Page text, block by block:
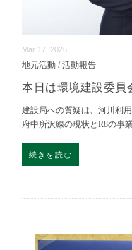
Mar 17, 2026
地元活動 /活動報告
本日は環境建設委員
建設局への質疑は、河川利
府中所沢線の現状とR8の事
続きを読む